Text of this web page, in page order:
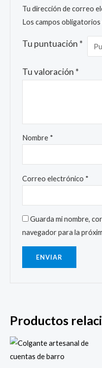
Tu dirección de correo
Los campos
Tu puntuación *
Tu valoración *
Nombre *
Correo electrónico *
Guarda mi nombre,
navegador para la
Productos